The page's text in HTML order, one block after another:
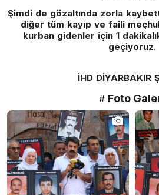
Şimdi de gözaltında zorla
diğer tüm kayıp ve faili
kurban gidenler için 1
geçiyoruz.
İHD DİYARBAKIR
Foto